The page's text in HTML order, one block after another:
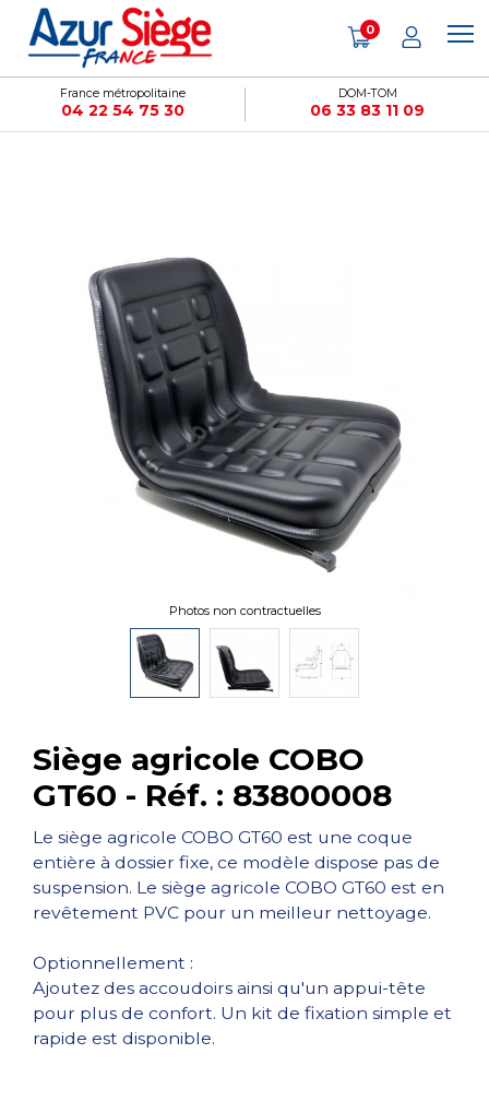
France métropolitaine
04 22 54 75 30
DOM-TOM
06 33 83 11 09
0
Siège agricole COBO
GT60 - Réf. : 83800008
Le siège agricole COBO GT60 est une coque
entière à dossier fixe, ce modèle dispose pas de
suspension. Le siège agricole COBO GT60 est en
revêtement PVC pour un meilleur nettoyage.
Optionnellement :
Ajoutez des accoudoirs ainsi qu'un appui-tête
pour plus de confort. Un kit de fixation simple et
rapide est disponible.
Photos non contractuelles
Panneau de gestion des cookies